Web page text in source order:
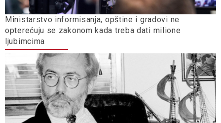
Ministarstvo informisanja, opštine i gradovi ne
opterećuju se zakonom kada treba dati milione
ljubimcima